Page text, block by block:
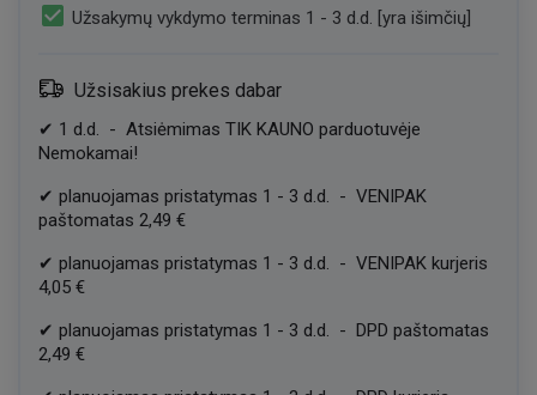
check_box Užsakymų vykdymo terminas 1 - 3 d.d. [yra išimčių]
Užsisakius prekes dabar
✔ 1 d.d. - Atsiėmimas TIK KAUNO parduotuvėje
Nemokamai!
✔ planuojamas pristatymas 1 - 3 d.d. - VENIPAK
paštomatas 2,49 €
✔ planuojamas pristatymas 1 - 3 d.d. - VENIPAK kurjeris
4,05 €
✔ planuojamas pristatymas 1 - 3 d.d. - DPD paštomatas
2,49 €